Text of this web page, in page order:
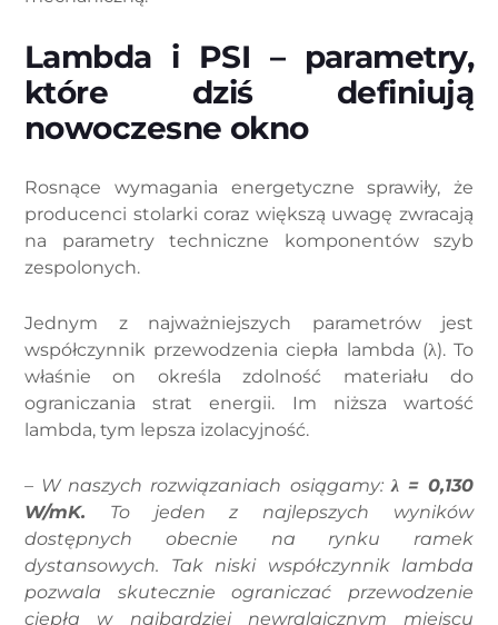
Lambda i PSI – parametry,
które dziś definiują
nowoczesne okno
Rosnące wymagania energetyczne sprawiły, że
producenci stolarki coraz większą uwagę zwracają
na parametry techniczne komponentów szyb
zespolonych.
Jednym z najważniejszych parametrów jest
współczynnik przewodzenia ciepła lambda (λ). To
właśnie on określa zdolność materiału do
ograniczania strat energii. Im niższa wartość
lambda, tym lepsza izolacyjność.
– W naszych rozwiązaniach osiągamy:λ = 0,130
W/mK. To jeden z najlepszych wyników
dostępnych obecnie na rynku ramek
dystansowych. Tak niski współczynnik lambda
pozwala skutecznie ograniczać przewodzenie
ciepła w najbardziej newralgicznym miejscu